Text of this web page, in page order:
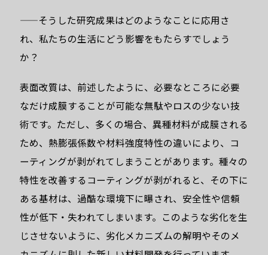
——そうした研究成果はどのようなことに応用さ
れ、私たちの生活にどう影響をもたらすでしょう
か？
表面改質は、前述したように、必要なところに必要
なだけ成膜することが可能な無駄やロスの少ない技
術です。ただし、多くの場合、異種材料が成膜される
ため、熱膨張係数や材料強度特性の違いにより、コ
ーティングが剥がれてしまうことがあります。種々の
特性を改善するコーティングが剥がれると、その下に
ある基材は、過酷な環境下に曝され、安全性や信頼
性が低下・失われてしまいます。このような劣化を生
じさせないように、劣化メカニズムの解明やそのメ